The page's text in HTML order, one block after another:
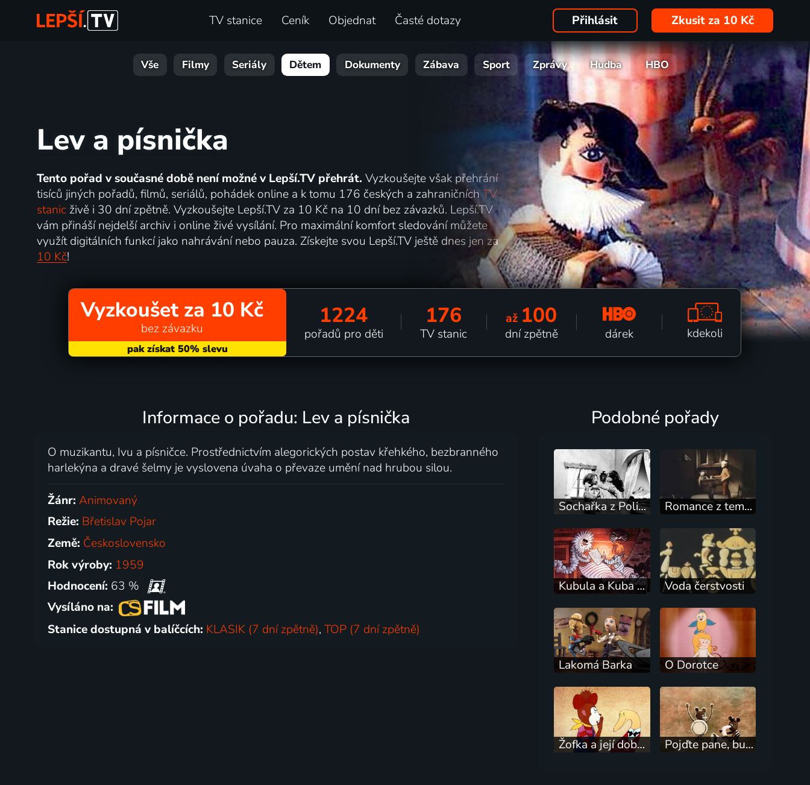
TV stanice Ceník Objednat Časté dotazy Přihlásit Zkusit za 10 Kč
Vše Filmy Seriály Dětem Dokumenty Zábava Sport Zprávy Hudba HBO
Lev a písnička
Tento pořad v současné době není možné v Lepší.TV přehrát. Vyzkoušejte však přehrání
tisíců jiných pořadů, filmů, seriálů, pohádek online a k tomu 176 českých a zahraničníchTV
stanicživě i 30 dní zpětně. Vyzkoušejte Lepší.TV za 10 Kč na 10 dní bez závazků. Lepší.TV
vám přináší nejdelší archiv i online živé vysílání. Pro maximální komfort sledování můžete
využít digitálních funkcí jako nahrávání nebo pauza. Získejte svou Lepší.TV ještě dnes jen za
10 Kč!
Vyzkoušet za 10 Kč
bez závazku 1224
pořadů pro děti
176
TV stanic
až 100
dní zpětně dárek kdekoli
Informace o pořadu: Lev a písnička
O muzikantu, Ivu a písničce. Prostřednictvím alegorických postav křehkého, bezbranného
harlekýna a dravé šelmy je vyslovena úvaha o převaze umění nad hrubou silou.
Žánr:Animovaný
Režie: Břetislav Pojar
Země: Československo
Rok výroby: 1959
Hodnocení: 63 %
Vysíláno na:
Stanice dostupná v balíčcích: KLASIK (7 dní zpětně),TOP (7 dní zpětně)
Podobné pořady
Sochařka z Poličky Romance z temnot
Kubula a Kuba Kubikula Voda čerstvosti
Lakomá Barka O Dorotce
Žofka a její dobrodružství I. Pojďte pane, budeme si hrát